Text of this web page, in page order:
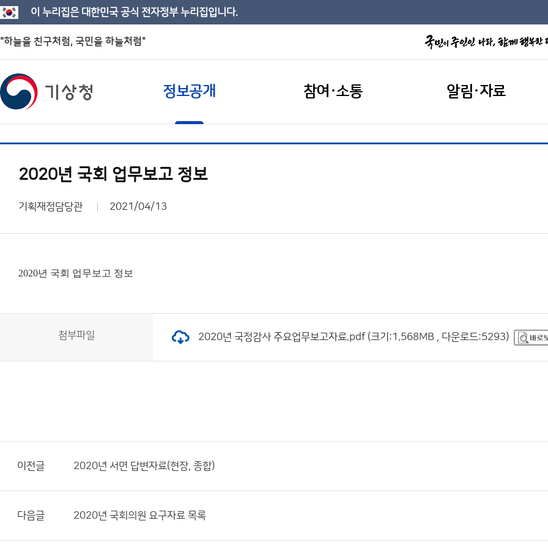
이 누리집은 대한민국 공식 전자정부 누리집입니다.
"하늘을 친구처럼, 국민을 하늘처럼"
정보공개 참여·소통 알림·자료
2020년 국회 업무보고 정보
기획재정담당관 2021/04/13
2020년 국회 업무보고 정보
첨부파일 2020년 국정감사 주요업무보고자료.pdf (크기:1.568MB , 다운로드:5293)
이전글 2020년 서면 답변자료(현장, 종합)
다음글 2020년 국회의원 요구자료 목록